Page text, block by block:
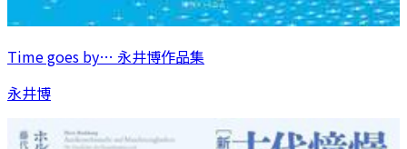
Time goes by… 永井博作品集
永井博